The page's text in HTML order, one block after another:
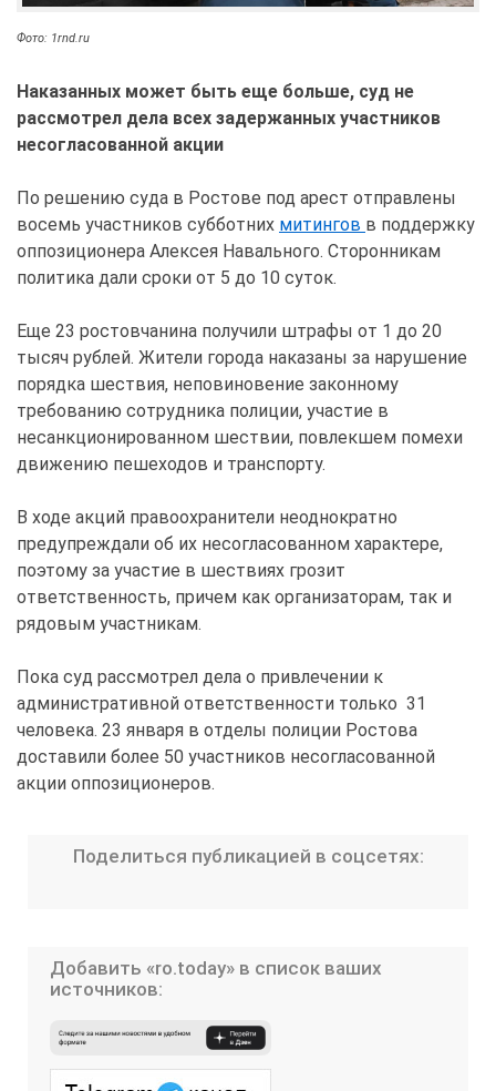
Фото: 1rnd.ru
Наказанных может быть еще больше, суд не
рассмотрел дела всех задержанных участников
несогласованной акции
По решению суда в Ростове под арест отправлены
восемь участников субботних митингов в поддержку
оппозиционера Алексея Навального. Сторонникам
политика дали сроки от 5 до 10 суток.
Еще 23 ростовчанина получили штрафы от 1 до 20
тысяч рублей. Жители города наказаны за нарушение
порядка шествия, неповиновение законному
требованию сотрудника полиции, участие в
несанкционированном шествии, повлекшем помехи
движению пешеходов и транспорту.
В ходе акций правоохранители неоднократно
предупреждали об их несогласованном характере,
поэтому за участие в шествиях грозит
ответственность, причем как организаторам, так и
рядовым участникам.
Пока суд рассмотрел дела о привлечении к
административной ответственности только 31
человека. 23 января в отделы полиции Ростова
доставили более 50 участников несогласованной
акции оппозиционеров.
Поделиться публикацией в соцсетях:
Добавить «ro.today» в список ваших
источников: